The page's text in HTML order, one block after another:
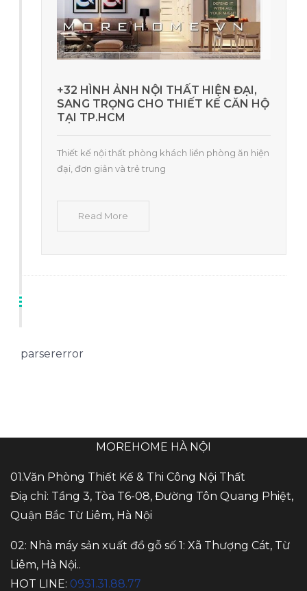
+32 HÌNH ẢNH NỘI THẤT HIỆN ĐẠI,
SANG TRỌNG CHO THIẾT KẾ CĂN HỘ
TẠI TP.HCM
Thiết kế nội thất phòng khách liền phòng ăn hiện
đại, đơn giản và trẻ trung
Read More
parsererror
MOREHOME HÀ NỘI
01.Văn Phòng Thiết Kế & Thi Công Nội Thất
Điạ chỉ: Tầng 3, Tòa T6-08, Đường Tôn Quang Phiệt,
Quận Bắc Từ Liêm, Hà Nội
02: Nhà máy sản xuất đồ gỗ số 1: Xã Thượng Cát, Từ
Liêm, Hà Nội..
HOT LINE: 0931.31.88.77